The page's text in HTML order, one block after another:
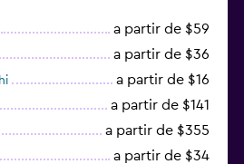
a partir de $59
a partir de $36
a partir de $16
a partir de $141
a partir de $355
a partir de $34